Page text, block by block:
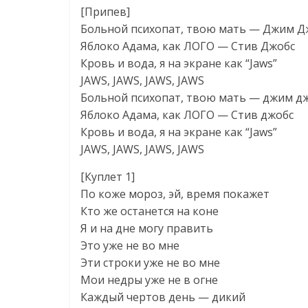
[Припев]
Больной психопат, твою мать — Джим
Яблоко Адама, как ЛОГО — Стив Джобс
Кровь и вода, я на экране как “Jaws”
JAWS, JAWS, JAWS, JAWS
Больной психопат, твою мать — джим
Яблоко Адама, как ЛОГО — Стив джобс
Кровь и вода, я на экране как “Jaws”
JAWS, JAWS, JAWS, JAWS
[Куплет 1]
По коже мороз, эй, время покажет
Кто же останется на коне
Я и на дне могу править
Это уже не во мне
Эти строки уже не во мне
Мои недры уже не в огне
Каждый чертов день — дикий